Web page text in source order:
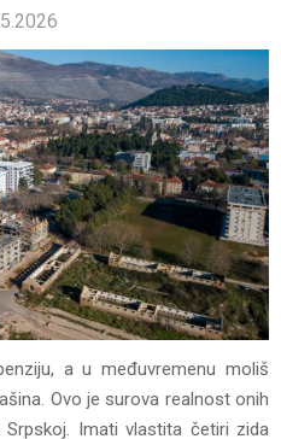
a u međuvremenu moliš
Ovo je surova realnost onih
Imati vlastita četiri zida